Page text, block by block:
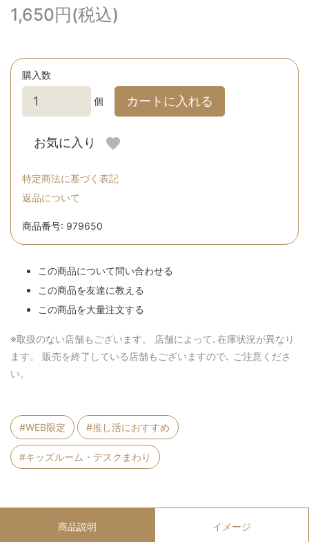
1,650円(税込)
購入数
個 カートに入れる
お気に入り
特定商法に基づく表記
返品について
商品番号: 979650
この商品について問い合わせる
この商品を友達に教える
この商品を大量注文する
※取扱のない店舗もございます。 店舗によって､在庫状況が異なり
ます。 販売を終了している店舗もございますので､ ご注意くださ
い。
#WEB限定 #推し活におすすめ
#キッズルーム・デスクまわり
商品説明 イメージ